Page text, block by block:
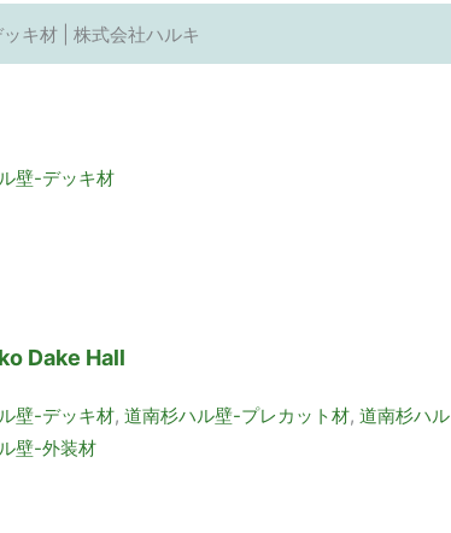
キ材 | 株式会社ハルキ
壁-デッキ材
Dake Hall
壁-デッキ材, 道南杉ハル壁-プレカット材, 道南杉ハル
壁-外装材